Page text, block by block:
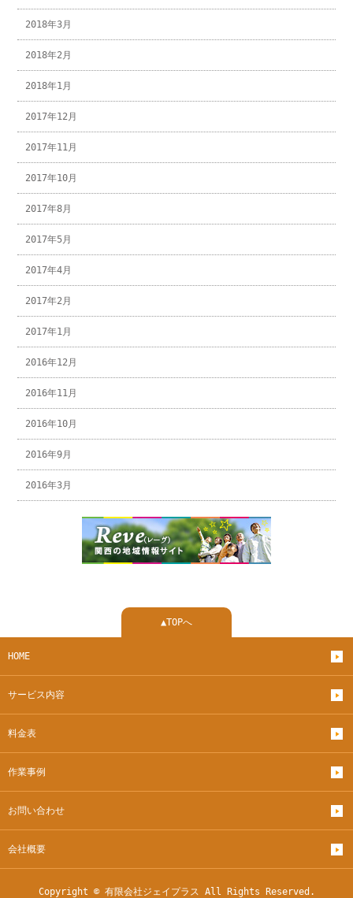
2018年3月
2018年2月
2018年1月
2017年12月
2017年11月
2017年10月
2017年8月
2017年5月
2017年4月
2017年2月
2017年1月
2016年12月
2016年11月
2016年10月
2016年9月
2016年3月
▲TOPへ
HOME
サービス内容
料金表
作業事例
お問い合わせ
会社概要
Copyright © 有限会社ジェイプラス All Rights Reserved.